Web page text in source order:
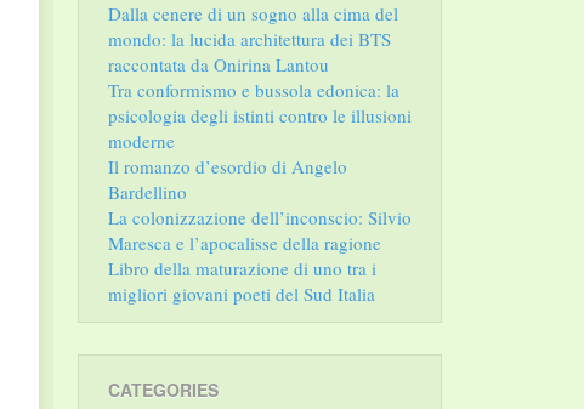
Dalla cenere di un sogno alla cima del
mondo: la lucida architettura dei BTS
raccontata da Onirina Lantou
Tra conformismo e bussola edonica: la
psicologia degli istinti contro le illusioni
moderne
Il romanzo d’esordio di Angelo
Bardellino
La colonizzazione dell’inconscio: Silvio
Maresca e l’apocalisse della ragione
Libro della maturazione di uno tra i
migliori giovani poeti del Sud Italia
CATEGORIES